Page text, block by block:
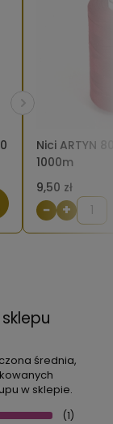
Nici ARTYN
1000m
9,50 zł
− +
średnia,
w sklepie.
(1)